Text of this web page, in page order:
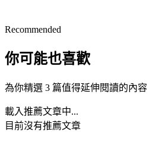
Recommended
你可能也喜歡
為你精選 3 篇值得延伸閱讀的內容
載入推薦文章中...
目前沒有推薦文章